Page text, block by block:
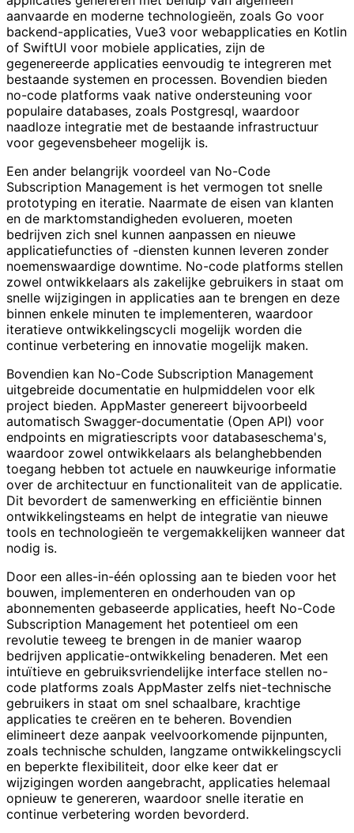
aanvaarde en moderne technologieën, zoals Go voor
backend-applicaties, Vue3 voor webapplicaties en Kotlin
of SwiftUI voor mobiele applicaties, zijn de
gegenereerde applicaties eenvoudig te integreren met
bestaande systemen en processen. Bovendien bieden
no-code platforms vaak native ondersteuning voor
populaire databases, zoals Postgresql, waardoor
naadloze integratie met de bestaande infrastructuur
voor gegevensbeheer mogelijk is.
Een ander belangrijk voordeel van No-Code
Subscription Management is het vermogen tot snelle
prototyping en iteratie. Naarmate de eisen van klanten
en de marktomstandigheden evolueren, moeten
bedrijven zich snel kunnen aanpassen en nieuwe
applicatiefuncties of -diensten kunnen leveren zonder
noemenswaardige downtime. No-code platforms stellen
zowel ontwikkelaars als zakelijke gebruikers in staat om
snelle wijzigingen in applicaties aan te brengen en deze
binnen enkele minuten te implementeren, waardoor
iteratieve ontwikkelingscycli mogelijk worden die
continue verbetering en innovatie mogelijk maken.
Bovendien kan No-Code Subscription Management
uitgebreide documentatie en hulpmiddelen voor elk
project bieden. AppMaster genereert bijvoorbeeld
automatisch Swagger-documentatie (Open API) voor
endpoints en migratiescripts voor databaseschema's,
waardoor zowel ontwikkelaars als belanghebbenden
toegang hebben tot actuele en nauwkeurige informatie
over de architectuur en functionaliteit van de applicatie.
Dit bevordert de samenwerking en efficiëntie binnen
ontwikkelingsteams en helpt de integratie van nieuwe
tools en technologieën te vergemakkelijken wanneer dat
nodig is.
Door een alles-in-één oplossing aan te bieden voor het
bouwen, implementeren en onderhouden van op
abonnementen gebaseerde applicaties, heeft No-Code
Subscription Management het potentieel om een ​​
revolutie teweeg te brengen in de manier waarop
bedrijven applicatie-ontwikkeling benaderen. Met een
intuïtieve en gebruiksvriendelijke interface stellen no-
code platforms zoals AppMaster zelfs niet-technische
gebruikers in staat om snel schaalbare, krachtige
applicaties te creëren en te beheren. Bovendien
elimineert deze aanpak veelvoorkomende pijnpunten,
zoals technische schulden, langzame ontwikkelingscycli
en beperkte flexibiliteit, door elke keer dat er
wijzigingen worden aangebracht, applicaties helemaal
opnieuw te genereren, waardoor snelle iteratie en
continue verbetering worden bevorderd.